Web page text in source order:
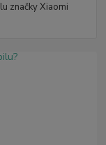
značky Xiaomi